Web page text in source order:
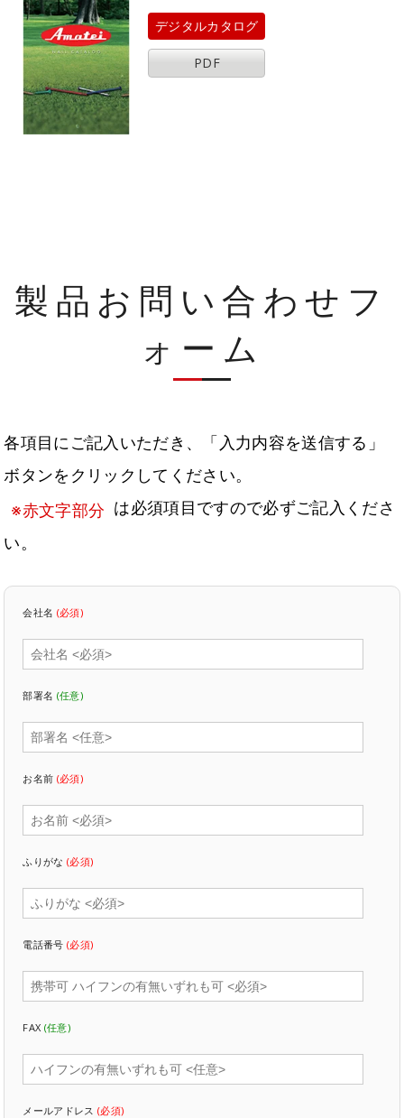
デジタルカタログ
PDF
製品お問い合わせフ
ォーム
各項目にご記入いただき、「入力内容を送信する」
ボタンをクリックしてください。
※赤文字部分 は必須項目ですので必ずご記入くださ
い。
会社名 (必須)
部署名 (任意)
お名前 (必須)
ふりがな(必須)
電話番号(必須)
FAX (任意)
メールアドレス(必須)